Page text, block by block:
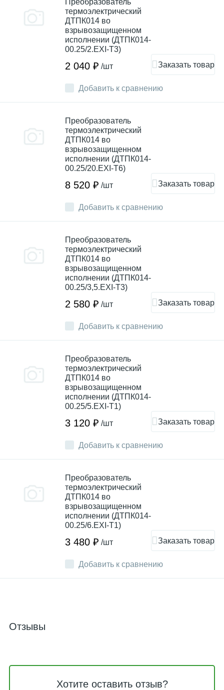
Добавить к сравнению
Преобразователь
термоэлектрический
ДТПК014 во
взрывозащищенном
исполнении (ДТПК014-
00.25/2.EXI-T3)
2 040 ₽ /шт Заказать товар
Добавить к сравнению
Преобразователь
термоэлектрический
ДТПК014 во
взрывозащищенном
исполнении (ДТПК014-
00.25/20.EXI-T6)
8 520 ₽ /шт Заказать товар
Добавить к сравнению
Преобразователь
термоэлектрический
ДТПК014 во
взрывозащищенном
исполнении (ДТПК014-
00.25/3,5.EXI-T3)
2 580 ₽ /шт Заказать товар
Добавить к сравнению
Преобразователь
термоэлектрический
ДТПК014 во
взрывозащищенном
исполнении (ДТПК014-
00.25/5.EXI-T1)
3 120 ₽ /шт Заказать товар
Добавить к сравнению
Преобразователь
термоэлектрический
ДТПК014 во
взрывозащищенном
исполнении (ДТПК014-
00.25/6.EXI-T1)
3 480 ₽ /шт Заказать товар
Отзывы
Хотите оставить отзыв?